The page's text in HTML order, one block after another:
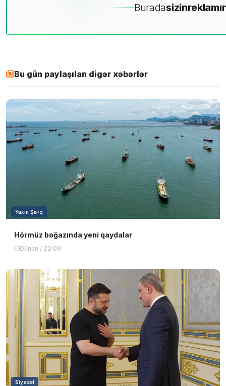
Buradasizin
Bu gün paylaşılan digər xəbərlər
Yaxın Şərq
Hörmüz boğazında yeni qaydalar
Dünən / 22:09
Siyasət